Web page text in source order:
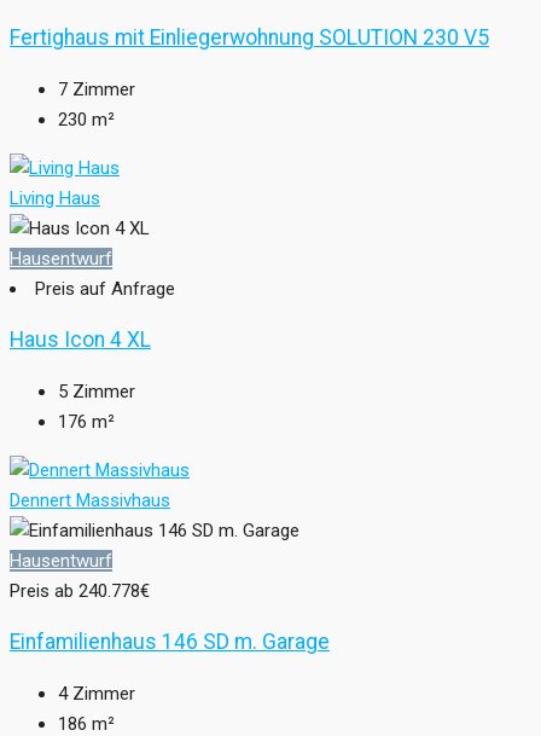
Fertighaus mit Einliegerwohnung SOLUTION 230 V5
7 Zimmer
230 m²
Living Haus
Hausentwurf
Preis auf Anfrage
Haus Icon 4 XL
5 Zimmer
176 m²
Dennert Massivhaus
Hausentwurf
Preis ab 240.778€
Einfamilienhaus 146 SD m. Garage
4 Zimmer
186 m²